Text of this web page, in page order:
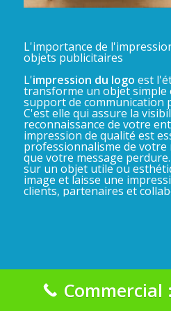
L'importance de
objets publicitaires
L'impression du logo est
transforme un objet simple
support de communication
C'est elle qui assure la
reconnaissance de votre
impression de qualité est
professionnalisme de
que votre message
sur un objet utile ou
image et laisse une
clients, partenaires et
Commercial